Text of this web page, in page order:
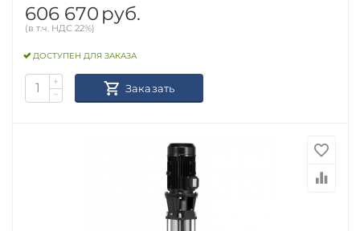
606 670 руб.
(в т.ч. НДС 22%)
ДОСТУПЕН ДЛЯ ЗАКАЗА
+
−
Заказать